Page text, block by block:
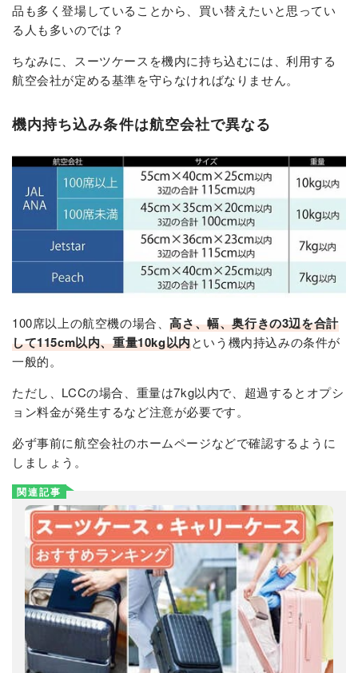
品も多く登場していることから、買い替えたいと思ってい
る人も多いのでは？
ちなみに、スーツケースを機内に持ち込むには、利用する
航空会社が定める基準を守らなければなりません。
機内持ち込み条件は航空会社で異なる
100席以上の航空機の場合、高さ、幅、奥行きの3辺を合計
して115cm以内、重量10kg以内という機内持込みの条件が
一般的。
ただし、LCCの場合、重量は7kg以内で、超過するとオプシ
ョン料金が発生するなど注意が必要です。
必ず事前に航空会社のホームページなどで確認するように
しましょう。
関連記事